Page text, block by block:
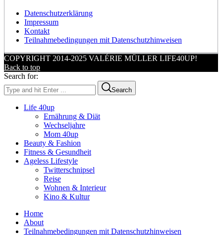
Datenschutzerklärung
Impressum
Kontakt
Teilnahmebedingungen mit Datenschutzhinweisen
COPYRIGHT 2014-2025 VALÉRIE MÜLLER LIFE40UP!
Back to top
Search for:
Search
Life 40up
Ernährung & Diät
Wechseljahre
Mom 40up
Beauty & Fashion
Fitness & Gesundheit
Ageless Lifestyle
Twitterschnipsel
Reise
Wohnen & Interieur
Kino & Kultur
Home
About
Teilnahmebedingungen mit Datenschutzhinweisen